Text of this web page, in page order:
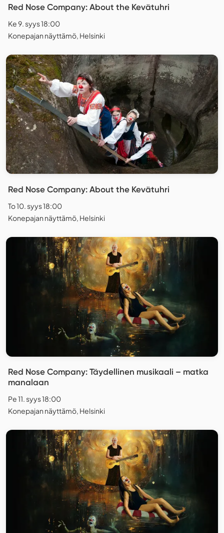
Red Nose Company: About the Kevätuhri
Ke 9. syys 18:00
Konepajan näyttämö, Helsinki
Red Nose Company: About the Kevätuhri
To 10. syys 18:00
Konepajan näyttämö, Helsinki
Red Nose Company: Täydellinen musikaali – matka
manalaan
Pe 11. syys 18:00
Konepajan näyttämö, Helsinki